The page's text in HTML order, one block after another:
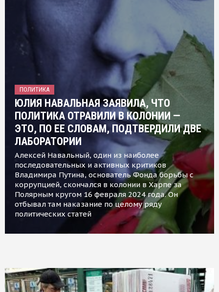
ПОЛИТИКА
ЮЛИЯ НАВАЛЬНАЯ ЗАЯВИЛА, ЧТО
ПОЛИТИКА ОТРАВИЛИ В КОЛОНИИ —
ЭТО, ПО ЕЕ СЛОВАМ, ПОДТВЕРДИЛИ ДВЕ
ЛАБОРАТОРИИ
Алексей Навальный, один из наиболее
последовательных и активных критиков
Владимира Путина, основатель Фонда борьбы с
коррупцией, скончался в колонии в Харпе за
Полярным кругом 16 февраля 2024 года. Он
отбывал там наказание по целому ряду
политических статей